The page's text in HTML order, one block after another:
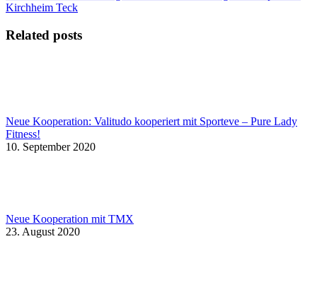
Kirchheim Teck
Related posts
Neue Kooperation: Valitudo kooperiert mit Sporteve – Pure Lady
Fitness!
10. September 2020
Neue Kooperation mit TMX
23. August 2020